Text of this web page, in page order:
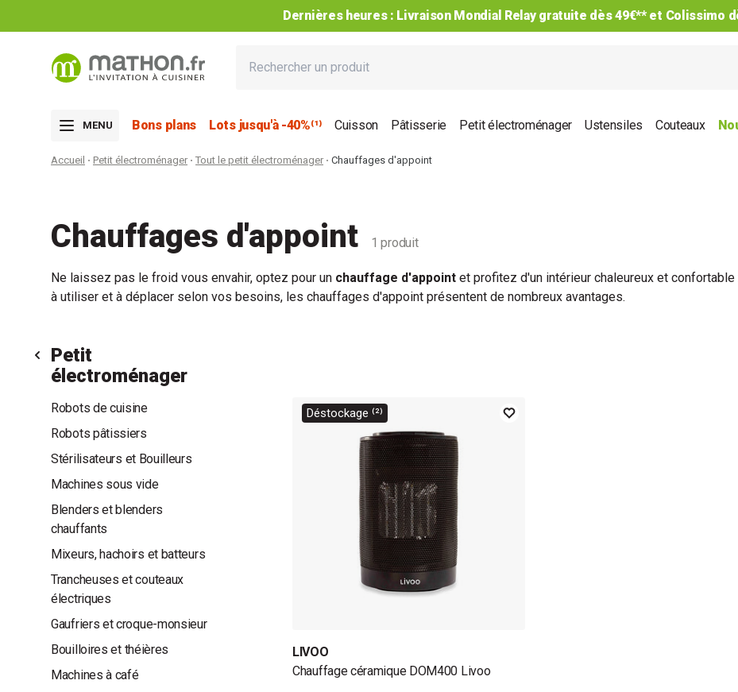
Dernières heures : Livraison Mondial Relay gratuite dès 49€** et Colissimo
MENU Bons plans Lots jusqu'à -40%⁽¹⁾ Cuisson Pâtisserie Petit électroménager Ustensiles Couteaux
Accueil Petit électroménager Tout le petit électroménager Chauffages d'appoint
Chauffages d'appoint 1 produit
Ne laissez pas le froid vous envahir, optez pour un chauffage d'appoint et profitez d'un intérieur chaleureux et
à utiliser et à déplacer selon vos besoins, les chauffages d'appoint présentent de nombreux avantages.
Petit
électroménager
Robots de cuisine
Robots pâtissiers
Stérilisateurs et Bouilleurs
Machines sous vide
Blenders et blenders
chauffants
Mixeurs, hachoirs et batteurs
Trancheuses et couteaux
électriques
Gaufriers et croque-monsieur
Bouilloires et théières
Machines à café
Déstockage ⁽²⁾
LIVOO
Chauffage céramique DOM400 Livoo